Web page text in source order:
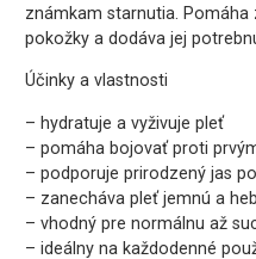
známkam starnutia.
pokožky a dodáva jej
Účinky a vlastnosti
– hydratuje a vyživuje pleť
– pomáha bojovať proti
– podporuje prirodzený jas
– zanecháva pleť jemnú a
– vhodný pre normálnu až
– ideálny na každodenné